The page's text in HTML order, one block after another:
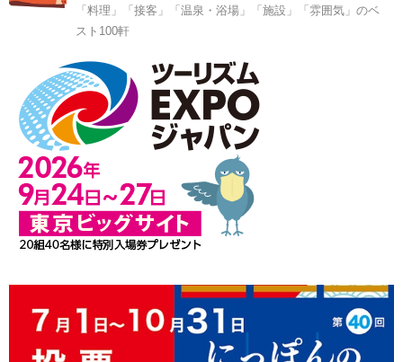
「料理」「接客」「温泉・浴場」「施設」「雰囲気」のベ
スト100軒